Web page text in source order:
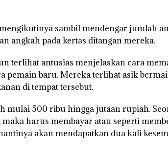
sambil mendengar jumlah
angkah pada kertas ditangan mereka.
terlihat antusias menjelaskan cara
pemain baru. Mereka terlihat asik
di tempat tersebut.
mulai 500 ribu hingga jutaan rupiah.
harus membayar atau seperti
akan mendapatkan dua kali